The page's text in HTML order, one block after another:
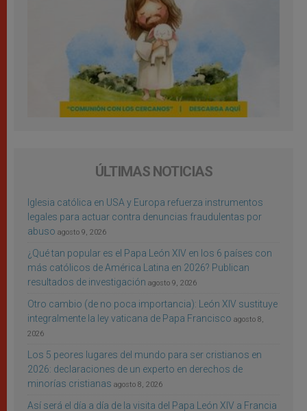
ÚLTIMAS NOTICIAS
Iglesia católica en USA y Europa refuerza instrumentos
legales para actuar contra denuncias fraudulentas por
abuso agosto 9, 2026
¿Qué tan popular es el Papa León XIV en los 6 países con
más católicos de América Latina en 2026? Publican
resultados de investigación agosto 9, 2026
Otro cambio (de no poca importancia): León XIV sustituye
integralmente la ley vaticana de Papa Francisco agosto 8,
2026
Los 5 peores lugares del mundo para ser cristianos en
2026: declaraciones de un experto en derechos de
minorías cristianas agosto 8, 2026
Así será el día a día de la visita del Papa León XIV a Francia